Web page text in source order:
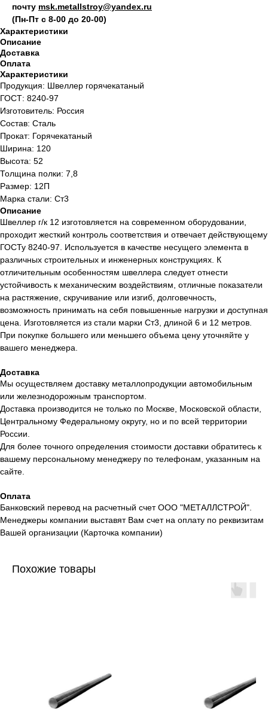
почту msk.metallstroy@yandex.ru
(Пн-Пт с 8-00 до 20-00)
Характеристики
Описание
Доставка
Оплата
Характеристики
Продукция: Швеллер горячекатаный
ГОСТ: 8240-97
Изготовитель: Россия
Состав: Сталь
Прокат: Горячекатаный
Ширина: 120
Высота: 52
Толщина полки: 7,8
Размер: 12П
Марка стали: Ст3
Описание
Швеллер г/к 12 изготовляется на современном оборудовании,
проходит жесткий контроль соответствия и отвечает действующему
ГОСТу 8240-97. Используется в качестве несущего элемента в
различных строительных и инженерных конструкциях. К
отличительным особенностям швеллера следует отнести
устойчивость к механическим воздействиям, отличные показатели
на растяжение, скручивание или изгиб, долговечность,
возможность принимать на себя повышенные нагрузки и доступная
цена. Изготовляется из стали марки Ст3, длиной 6 и 12 метров.
При покупке большего или меньшего объема цену уточняйте у
вашего менеджера.
Доставка
Мы осуществляем доставку металлопродукции автомобильным
или железнодорожным транспортом.
Доставка производится не только по Москве, Московской области,
Центральному Федеральному округу, но и по всей территории
России.
Для более точного определения стоимости доставки обратитесь к
вашему персональному менеджеру по телефонам, указанным на
сайте.
Оплата
Банковский перевод на расчетный счет ООО "МЕТАЛЛСТРОЙ".
Менеджеры компании выставят Вам счет на оплату по реквизитам
Вашей организации (Карточка компании)
Похожие товары